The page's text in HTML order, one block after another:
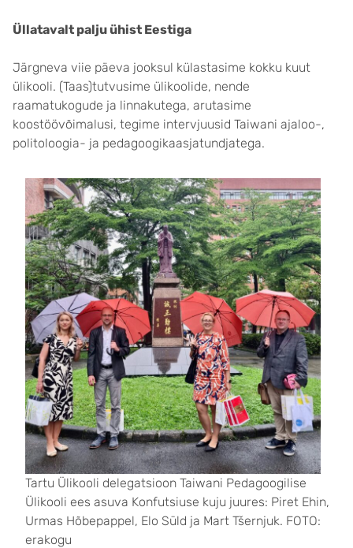
Üllatavalt palju ühist Eestiga
Järgneva viie päeva jooksul külastasime kokku kuut
ülikooli. (Taas)tutvusime ülikoolide, nende
raamatukogude ja linnakutega, arutasime
koostöövõimalusi, tegime intervjuusid Taiwani ajaloo-,
politoloogia- ja pedagoogikaasjatundjatega.
Tartu Ülikooli delegatsioon Taiwani Pedagoogilise
Ülikooli ees asuva Konfutsiuse kuju juures: Piret Ehin,
Urmas Hõbepappel, Elo Süld ja Mart Tšernjuk. FOTO:
erakogu